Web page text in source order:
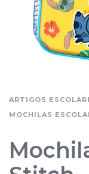
ARTIGOS
MOCHILAS